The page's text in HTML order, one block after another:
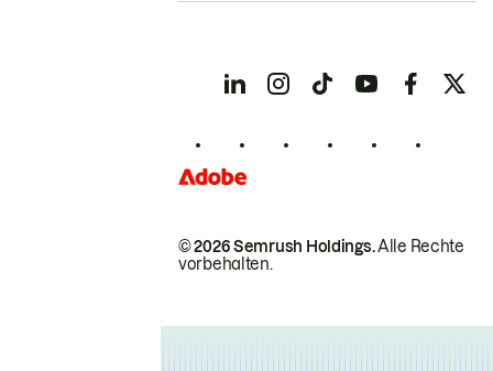
© 2026 Semrush Holdings.Alle Rechte
vorbehalten.